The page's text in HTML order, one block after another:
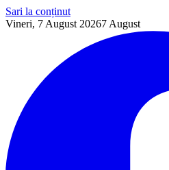
Sari la conținut
Vineri, 7 August 20267 August